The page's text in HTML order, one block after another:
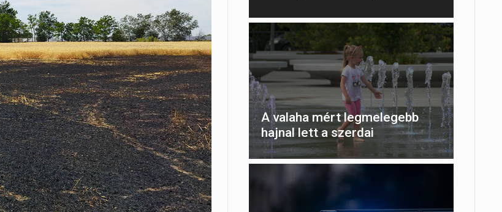
A valaha mért legmelegebb
hajnal lett a szerdai